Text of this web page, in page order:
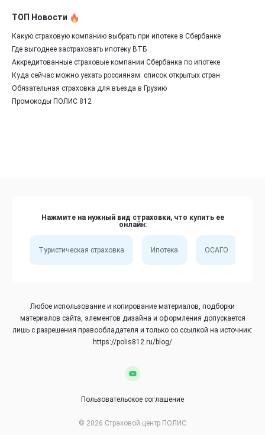
ТОП Новости
Какую страховую компанию выбрать при ипотеке в Сбербанке
Где выгоднее застраховать ипотеку ВТБ
Аккредитованные страховые компании Сбербанка по ипотеке
Куда сейчас можно уехать россиянам: список открытых стран
Обязательная страховка для въезда в Грузию
Промокоды ПОЛИС 812
Нажмите на нужный вид страховки, что купить ее
онлайн:
Туристическая страховка Ипотека ОСАГО
Любое использование и копирование материалов, подборки
материалов сайта, элементов дизайна и оформления допускается
лишь с разрешения правообладателя и только со ссылкой на источник:
https://polis812.ru/blog/
Пользовательское соглашение
© 2026 Страховой центр ПОЛИС